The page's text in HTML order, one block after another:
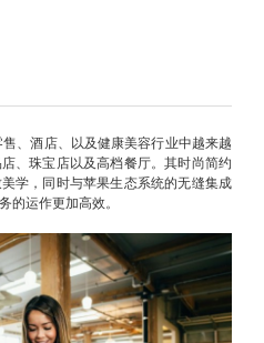
、酒店、以及健康美容行业中越来越
、珠宝店以及高档餐厅。其时尚简约
学，同时与苹果生态系统的无缝集成
的运作更加高效。